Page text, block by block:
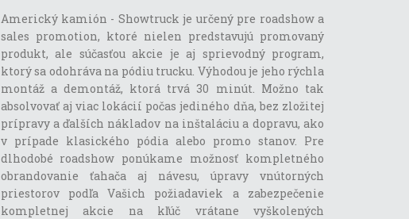
Americký kamión - Showtruck je určený pre roadshow a
sales promotion, ktoré nielen predstavujú promovaný
produkt, ale súčasťou akcie je aj sprievodný program,
ktorý sa odohráva na pódiu trucku. Výhodou je jeho rýchla
montáž a demontáž, ktorá trvá 30 minút. Možno tak
absolvovať aj viac lokácií počas jediného dňa, bez zložitej
prípravy a ďalších nákladov na inštaláciu a dopravu, ako
v prípade klasického pódia alebo promo stanov. Pre
dlhodobé roadshow ponúkame možnosť kompletného
obrandovanie ťahača aj návesu, úpravy vnútorných
priestorov podľa Vašich požiadaviek a zabezpečenie
kompletnej akcie na kľúč vrátane vyškolených